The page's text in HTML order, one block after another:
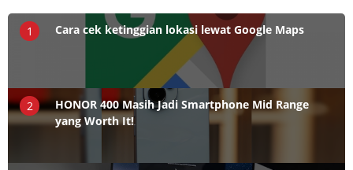
1 Cara cek ketinggian lokasi lewat Google Maps
2
HONOR 400 Masih Jadi Smartphone Mid Range
yang Worth It!